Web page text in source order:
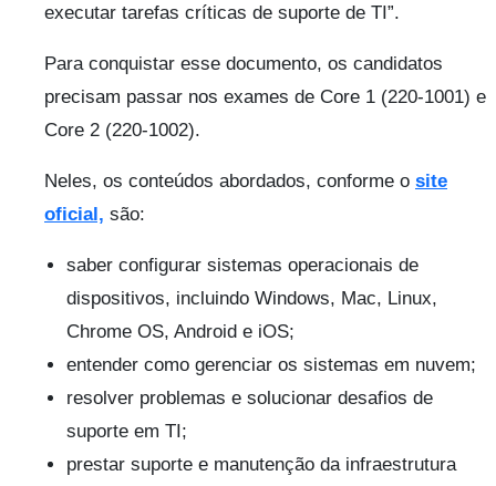
executar tarefas críticas de suporte de TI”.
Para conquistar esse documento, os candidatos
precisam passar nos exames de Core 1 (220-1001) e
Core 2 (220-1002).
Neles, os conteúdos abordados, conforme o site
oficial, são:
saber configurar sistemas operacionais de
dispositivos, incluindo Windows, Mac, Linux,
Chrome OS, Android e iOS;
entender como gerenciar os sistemas em nuvem;
resolver problemas e solucionar desafios de
suporte em TI;
prestar suporte e manutenção da infraestrutura